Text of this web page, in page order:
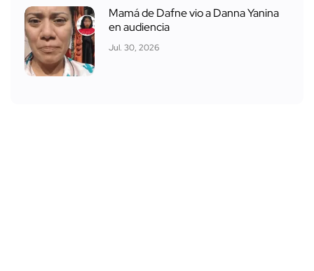
Mamá de Dafne vio a Danna Yanina
en audiencia
Jul. 30, 2026